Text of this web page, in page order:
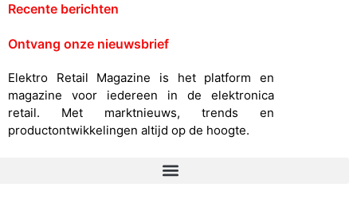
Recente berichten
Ontvang onze nieuwsbrief
Elektro Retail Magazine is het platform en
magazine voor iedereen in de elektronica
retail. Met marktnieuws, trends en
productontwikkelingen altijd op de hoogte.